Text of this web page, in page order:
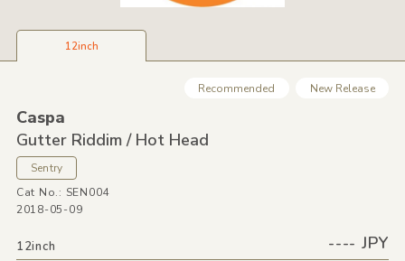
12inch
Recommended New Release
Caspa
Gutter Riddim /Hot Head
Sentry
Cat No.: SEN004
2018-05-09
12inch ---- JPY